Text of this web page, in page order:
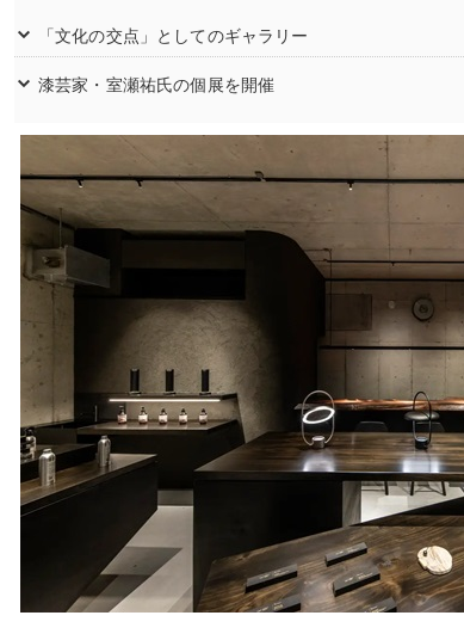
「文化の交点」としてのギャラリー
漆芸家・室瀬祐氏の個展を開催